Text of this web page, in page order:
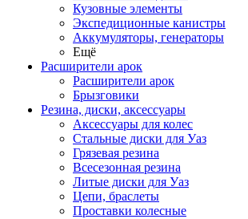
Кузовные элементы
Экспедиционные канистры
Аккумуляторы, генераторы
Ещё
Расширители арок
Расширители арок
Брызговики
Резина, диски, аксессуары
Аксессуары для колес
Стальные диски для Уаз
Грязевая резина
Всесезонная резина
Литые диски для Уаз
Цепи, браслеты
Проставки колесные